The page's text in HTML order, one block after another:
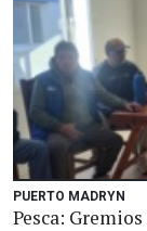
PUERTO MADRYN
Pesca: